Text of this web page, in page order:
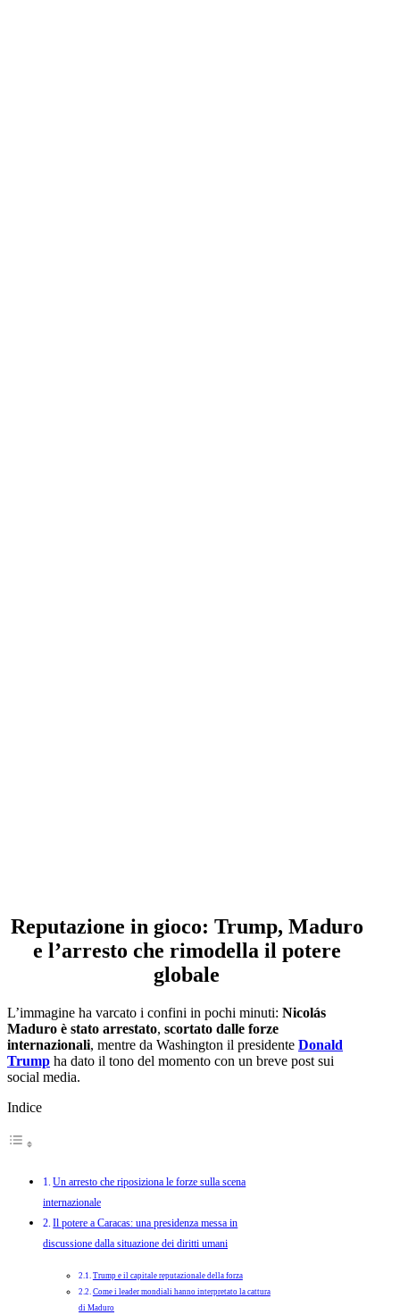
Reputazione in gioco: Trump, Maduro
e l’arresto che rimodella il potere
globale
L’immagine ha varcato i confini in pochi minuti: Nicolás
Maduro è stato arrestato, scortato dalle forze
internazionali, mentre da Washington il presidente Donald
Trump ha dato il tono del momento con un breve post sui
social media.
Indice
Un arresto che riposiziona le forze sulla scena
internazionale
Il potere a Caracas: una presidenza messa in
discussione dalla situazione dei diritti umani
Trump e il capitale reputazionale della forza
Come i leader mondiali hanno interpretato la cattura
di Maduro